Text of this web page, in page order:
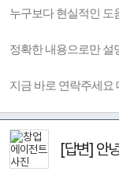
누구보다 현실적인 도
정확한 내용으로만 설
지금 바로 연락주세요
[답변] 안